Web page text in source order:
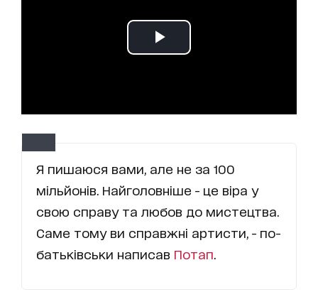
Я пишаюся вами, але не за 100
мільйонів. Найголовніше - це віра у
свою справу та любов до мистецтва.
Саме тому ви справжні артисти, - по-
батьківськи написав Потап